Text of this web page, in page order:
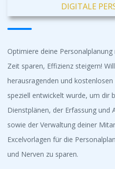
DIGITALE
Optimiere deine
Zeit sparen, Effizienz steigern!
herausragenden und
speziell entwickelt wurde, um dir
Dienstplänen, der Erfassung und
sowie der Verwaltung deiner
Excelvorlagen für die
und Nerven zu sparen.